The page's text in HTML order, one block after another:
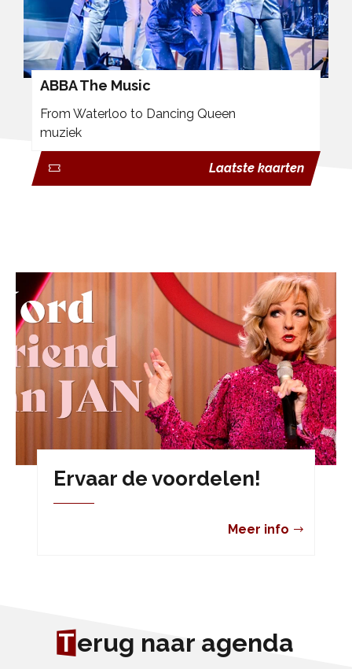
ABBA The Music
From Waterloo to Dancing Queen
muziek
Laatste kaarten
Ervaar de voordelen!
Meer info
Terug naar agenda